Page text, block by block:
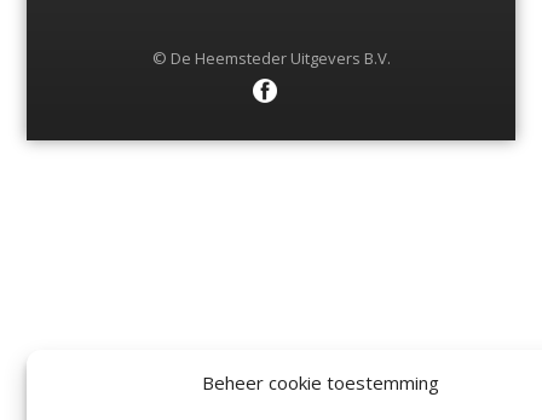
Beheer cookie toestemming
© De Heemsteder Uitgevers B.V.